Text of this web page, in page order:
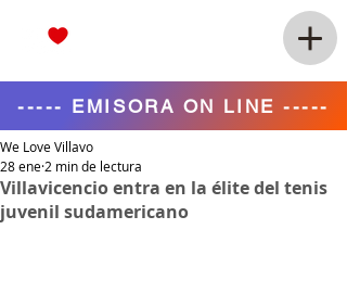
----- EMISORA ON LINE -----
Villavicencio entra en la élite del tenis
juvenil sudamericano
We Love Villavo
28 ene 2 min de lectura